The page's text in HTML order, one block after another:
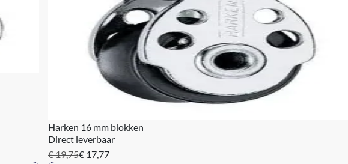
Harken 16 mm blokken
Direct leverbaar
€ 19,75€ 17,77